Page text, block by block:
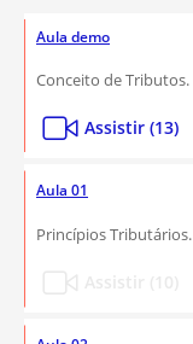
Aula demo
Conceito de Tributos.
Assistir (13)
Aula 01
Princípios Tributários.